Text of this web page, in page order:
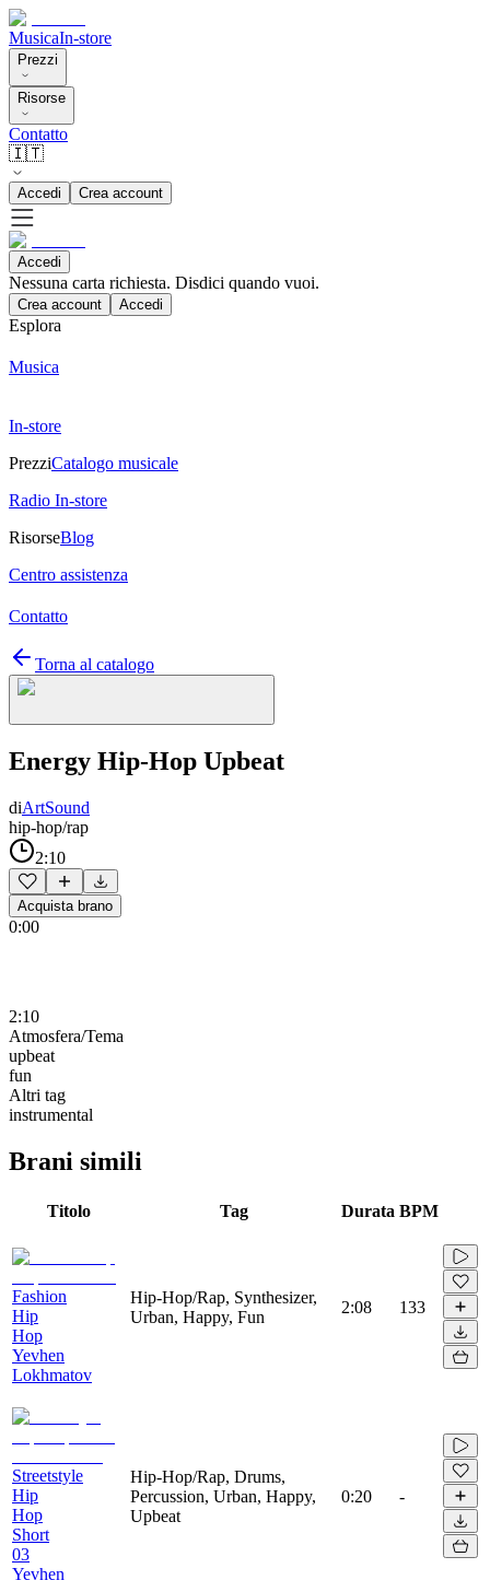
MusicaIn-store
Prezzi
Risorse
Contatto
🇮🇹
Accedi Crea account
Accedi
Nessuna carta richiesta. Disdici quando vuoi.
Crea account Accedi
Esplora
Musica
In-store
PrezziCatalogo musicale
Radio In-store
RisorseBlog
Centro assistenza
Contatto
Torna al catalogo
Energy Hip-Hop Upbeat
diArtSound
hip-hop/rap
2:10
Acquista brano
0:00
2:10
Atmosfera/Tema
upbeat
fun
Altri tag
instrumental
Brani simili
Titolo Tag Durata BPM
Fashion
Hip
Hop
Yevhen
Lokhmatov
Hip-Hop/Rap, Synthesizer,
Urban, Happy, Fun
2:08 133
Streetstyle
Hip
Hop
Short
03
Yevhen
Hip-Hop/Rap, Drums,
Percussion, Urban, Happy,
Upbeat
0:20 -